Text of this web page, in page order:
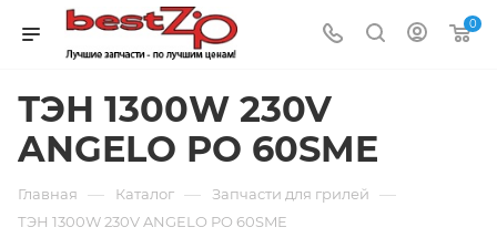
0
ТЭН 1300W 230V
ANGELO PO 60SME
Главная — Каталог — Запчасти для грилей —
ТЭН 1300W 230V ANGELO PO 60SME